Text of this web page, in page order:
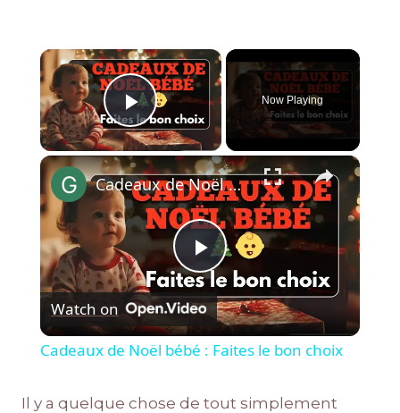
×
Play Video
Now Playing
×
Play
Video
Cadeaux de Noël bébé : Faites le bon choix
Watch on
Cadeaux de Noël bébé : Faites le bon choix
Il y a quelque chose de tout simplement